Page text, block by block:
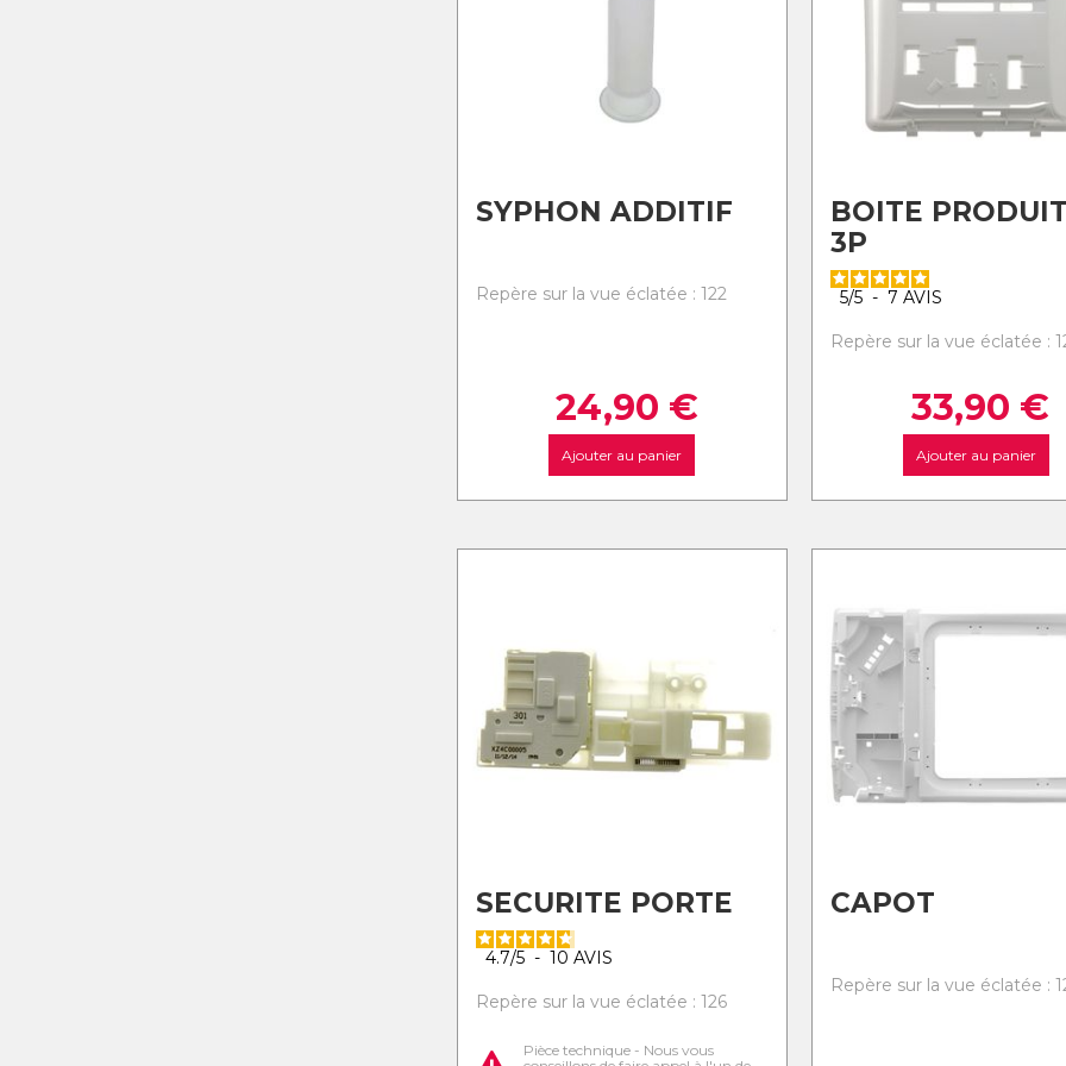
SYPHON ADDITIF
Repère sur la vue éclatée : 122
24,90 €
Ajouter au panier
BOITE
3P
5/5 - 7 AVIS
Repère sur la vue éclatée :
33,90 €
Ajouter au panier
SECURITE PORTE
4.7/5 - 10 AVIS
Repère sur la vue éclatée : 126
Pièce technique - Nous vous
CAPOT
Repère sur la vue éclatée :